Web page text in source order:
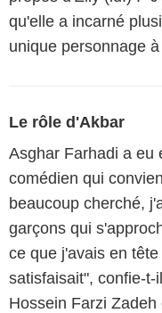
qu'elle a incarné
unique personnage
Le rôle d'Akbar
Asghar Farhadi a eu
comédien qui
beaucoup cherché,
garçons qui
ce que j'avais en
satisfaisait", confie-
Hossein Farzi